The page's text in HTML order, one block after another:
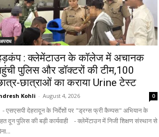
अपराध
: क्लेमेंटाउन के कॉलेज में अचानक
पुलिस और डॉक्टरों की टीम,100
छात्राओं का कराया Urine टेस्ट
Kohli - August 4, 2026 0
- एसएसपी देहरादून के निर्देशों पर "ड्रग्स फ्री कैम्पस" अभियान के
दून पुलिस की बड़ी कार्यवाही - क्लेमेंटाउन में निजी शिक्षण संस्थान से